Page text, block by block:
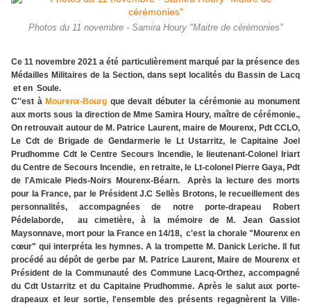
Photos du 11 novembre - Samira Houry "Maitre de cérémonies"
Ce 11 novembre 2021 a été particulièrement marqué par la présence des
Médailles Militaires de la Section, dans sept localités du Bassin de Lacq
et en Soule.
C''est à Mourenx-Bourg que devait débuter la cérémonie au monument
aux morts sous la direction de Mme Samira Houry, maître de cérémonie.,
On retrouvait autour de M. Patrice Laurent, maire de Mourenx, Pdt CCLO,
Le Cdt de Brigade de Gendarmerie le Lt Ustarritz, le Capitaine Joel
Prudhomme Cdt le Centre Secours Incendie, le lieutenant-Colonel Iriart
du Centre de Secours Incendie, en retraite, le Lt-colonel Pierre Gaya, Pdt
de l'Amicale Pieds-Noirs Mourenx-Béarn. Après la lecture des morts
pour la France, par le Président J.C Sellès Brotons, le recueillement des
personnalités, accompagnées de notre porte-drapeau Robert
Pédelaborde, au cimetière, à la mémoire de M. Jean Gassiot
Maysonnave, mort pour la France en 14/18, c'est la chorale "Mourenx en
cœur" qui interpréta les hymnes. A la trompette M. Danick Leriche. Il fut
procédé au dépôt de gerbe par M. Patrice Laurent, Maire de Mourenx et
Président de la Communauté des Commune Lacq-Orthez, accompagné
du Cdt Ustarritz et du Capitaine Prudhomme. Après le salut aux porte-
drapeaux et leur sortie, l'ensemble des présents regagnèrent la Ville-